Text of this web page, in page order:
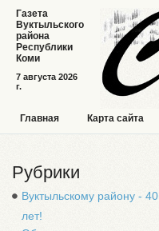
7 августа 2026
г.
Газета
Вуктыльского
района
Республики
Коми
Главная Карта сайта
Рубрики
Вуктыльскому району - 40
лет!